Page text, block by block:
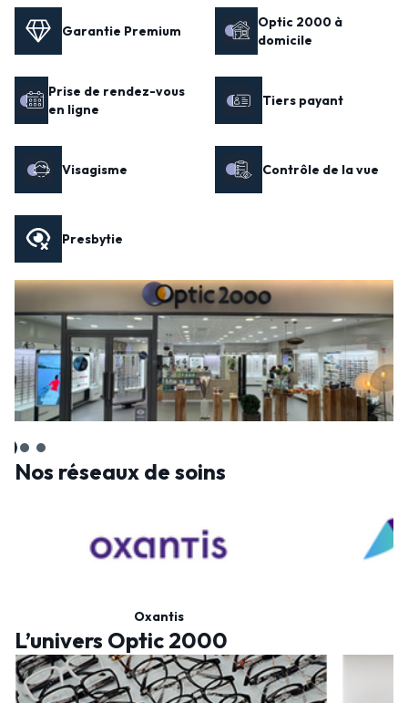
Garantie Premium
Optic 2000 à
domicile
Prise de rendez-vous
en ligne
Tiers payant
Visagisme Contrôle de la vue
Presbytie
Nos réseaux de soins
Oxantis
L’univers Optic 2000